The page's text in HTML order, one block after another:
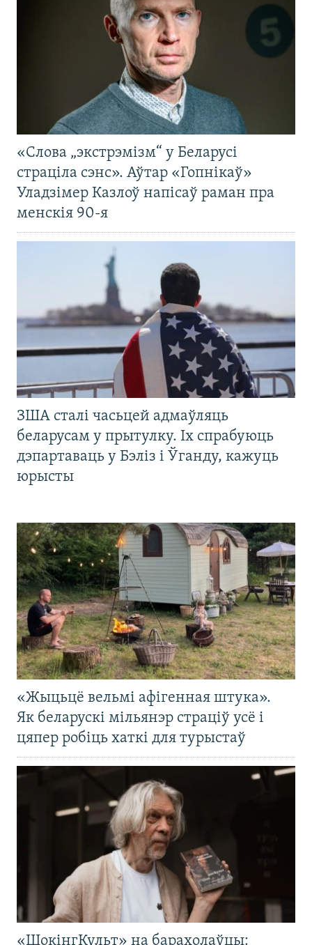
«Слова „экстрэмізм“ у Беларусі
страціла сэнс». Аўтар «Гопнікаў»
Уладзімер Казлоў напісаў раман пра
менскія 90-я
ЗША сталі часьцей адмаўляць
беларусам у прытулку. Іх спрабуюць
дэпартаваць у Бэліз і Ўганду, кажуць
юрысты
«Жыцьцё вельмі афігенная штука».
Як беларускі мільянэр страціў усё і
цяпер робіць хаткі для турыстаў
«ШокінгКульт» на барахолаўцы: